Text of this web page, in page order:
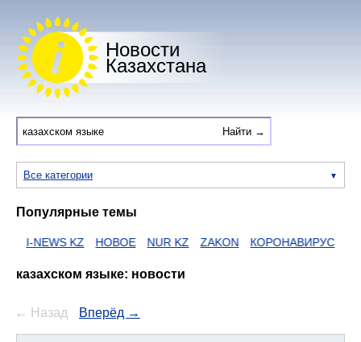
Новости
Казахстана
Все категории
Популярные темы
KZ НОВОЕ NUR KZ ZAKON КОРОНАВИРУС HTTPS
казахском языке: новости
← Назад Вперёд →